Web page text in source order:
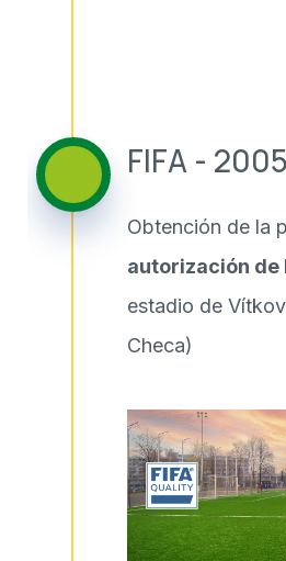
FIFA - 2005
Obtención de la
autorización de
estadio de
Checa)